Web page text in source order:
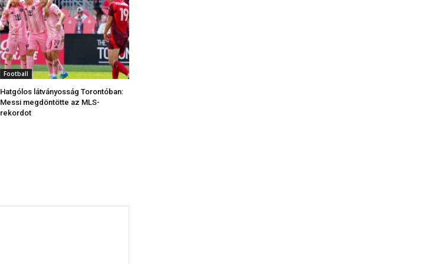
Football
Hatgólos látványosság Torontóban:
Messi megdöntötte az MLS-
rekordot